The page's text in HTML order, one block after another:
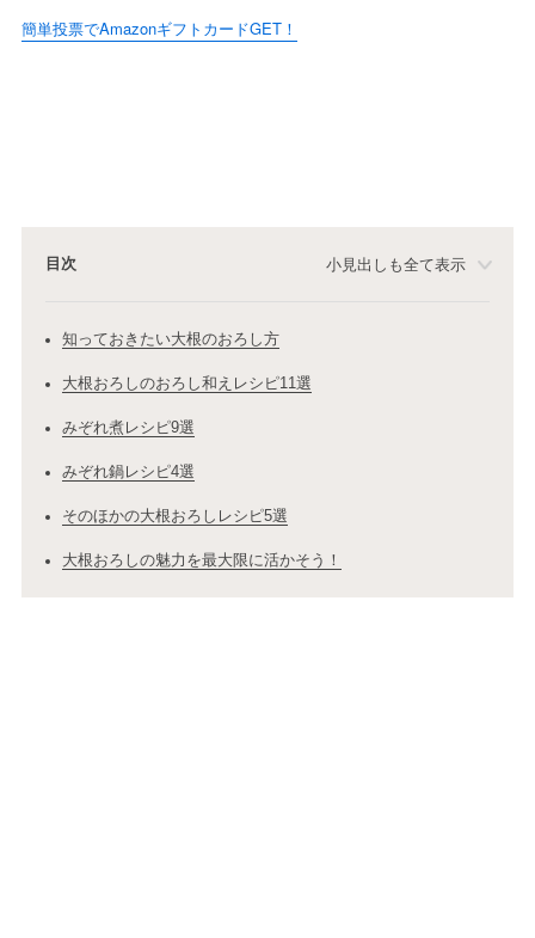
簡単投票でAmazonギフトカードGET！
目次 小見出しも全て表示
知っておきたい大根のおろし方
大根おろしのおろし和えレシピ11選
みぞれ煮レシピ9選
みぞれ鍋レシピ4選
そのほかの大根おろしレシピ5選
大根おろしの魅力を最大限に活かそう！